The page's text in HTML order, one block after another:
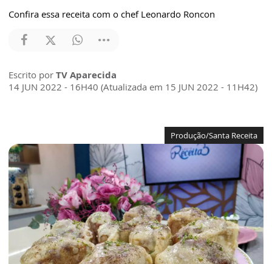
Confira essa receita com o chef Leonardo Roncon
Escrito por TV Aparecida
14 JUN 2022 - 16H40 (Atualizada em 15 JUN 2022 - 11H42)
Produção/Santa Receita